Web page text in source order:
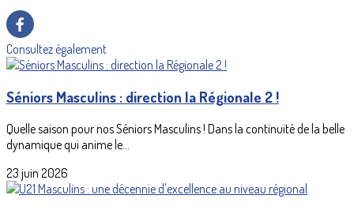
Consultez également
Séniors Masculins : direction la Régionale 2 !
Quelle saison pour nos Séniors Masculins ! Dans la continuité de la belle
dynamique qui anime le...
23 juin 2026